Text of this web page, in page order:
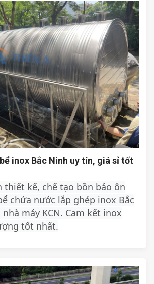
inox Bắc Ninh uy tín, giá sỉ tốt
thiết kế, chế tạo bồn bảo ôn
chứa nước lắp ghép inox Bắc
máy KCN. Cam kết inox
tốt nhất.